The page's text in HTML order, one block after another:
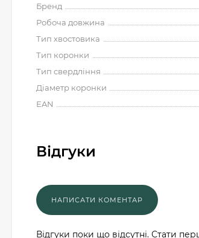
Бренд
Робоча довжина
Тип хвостовика
Тип коронки
Тип свердління
Діаметр коронки
EAN
Відгуки
Відгуки поки що відсутні. Стати